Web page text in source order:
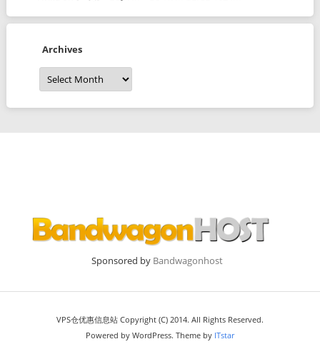
Archives
Archives
Sponsored by Bandwagonhost
VPS仓优惠信息站 Copyright (C) 2014. All Rights Reserved.
Powered by WordPress. Theme by ITstar